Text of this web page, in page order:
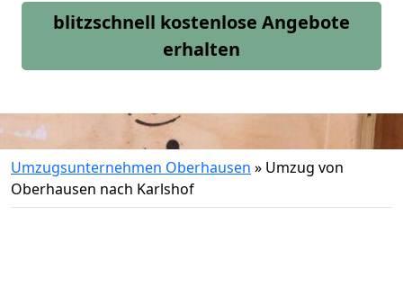
blitzschnell kostenlose Angebote
erhalten
Umzugsunternehmen Oberhausen » Umzug von
Oberhausen nach Karlshof